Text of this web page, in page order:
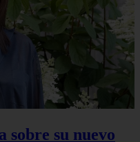
sobre su nuevo